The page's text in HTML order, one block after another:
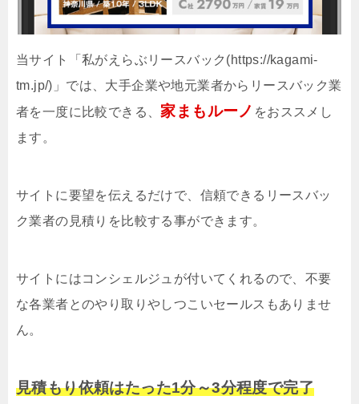
当サイト「私がえらぶリースバック(https://kagami-
tm.jp/)」では、大手企業や地元業者からリースバック業
者を一度に比較できる、家まもルーノ をおススメし
ます。
サイトに要望を伝えるだけで、信頼できるリースバッ
ク業者の見積りを比較する事ができます。
サイトにはコンシェルジュが付いてくれるので、不要
な各業者とのやり取りやしつこいセールスもありませ
ん。
見積もり依頼はたった1分～3分程度で完了